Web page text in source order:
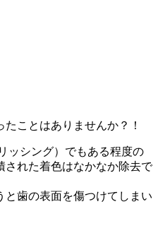
ことはありませんか？！
ッシング）でもある程度の
された着色はなかなか除去で
歯の表面を傷つけてしまい